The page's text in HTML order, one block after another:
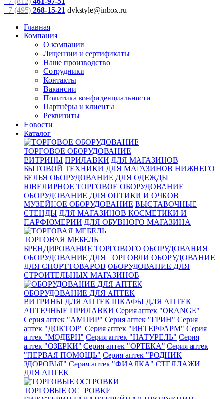
+7 (495) 268-15-21 dvkstyle@inbox.ru
Главная
Компания
О компании
Лицензии и сертификаты
Наше производство
Сотрудники
Контакты
Вакансии
Политика конфиденциальности
Партнёры и клиенты
Реквизиты
Новости
Каталог
ТОРГОВОЕ ОБОРУДОВАНИЕ
ВИТРИНЫ ПРИЛАВКИ ДЛЯ МАГАЗИНОВ
БЫТОВОЙ ТЕХНИКИ ДЛЯ МАГАЗИНОВ НИЖНЕГО
БЕЛЬЯ ОБОРУДОВАНИЕ ДЛЯ ОДЕЖДЫ
ЮВЕЛИРНОЕ ТОРГОВОЕ ОБОРУДОВАНИЕ
ОБОРУДОВАНИЕ ДЛЯ ОПТИКИ И ОЧКОВ
МУЗЕЙНОЕ ОБОРУДОВАНИЕ ВЫСТАВОЧНЫЕ
СТЕНДЫ ДЛЯ МАГАЗИНОВ КОСМЕТИКИ И
ПАРФЮМЕРИИ ДЛЯ ОБУВНОГО МАГАЗИНА
ТОРГОВАЯ МЕБЕЛЬ
БРЕНДИРОВАНИЕ ТОРГОВОГО ОБОРУДОВАНИЯ
ОБОРУДОВАНИЕ ДЛЯ ТОРГОВЛИ ОБОРУДОВАНИЕ
ДЛЯ СПОРТТОВАРОВ ОБОРУДОВАНИЕ ДЛЯ
СТРОИТЕЛЬНЫХ МАГАЗИНОВ
ОБОРУДОВАНИЕ ДЛЯ АПТЕК
ВИТРИНЫ ДЛЯ АПТЕК ШКАФЫ ДЛЯ АПТЕК
АПТЕЧНЫЕ ПРИЛАВКИ Серия аптек "ORANGE"
Серия аптек "АМПИР" Серия аптек "ГРИН" Серия
аптек "ДОКТОР" Серия аптек "ИНТЕРФАРМ" Серия
аптек "МОДЕРН" Серия аптек "НАТУРЕЛЬ" Серия
аптек "ОЗЕРКИ" Серия аптек "ОРТЕКА" Серия аптек
"ПЕРВАЯ ПОМОЩЬ" Серия аптек "РОДНИК
ЗДОРОВЬЯ" Серия аптек "ФИАЛКА" СТЕЛЛАЖИ
ДЛЯ АПТЕК
ТОРГОВЫЕ ОСТРОВКИ